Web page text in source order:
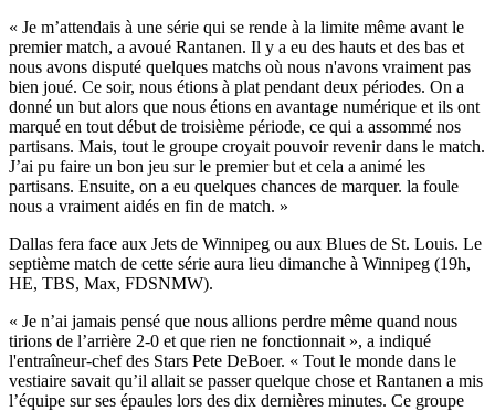
« Je m’attendais à une série qui se rende à la limite même avant le
premier match, a avoué Rantanen. Il y a eu des hauts et des bas et
nous avons disputé quelques matchs où nous n'avons vraiment pas
bien joué. Ce soir, nous étions à plat pendant deux périodes. On a
donné un but alors que nous étions en avantage numérique et ils ont
marqué en tout début de troisième période, ce qui a assommé nos
partisans. Mais, tout le groupe croyait pouvoir revenir dans le match.
J’ai pu faire un bon jeu sur le premier but et cela a animé les
partisans. Ensuite, on a eu quelques chances de marquer. la foule
nous a vraiment aidés en fin de match. »
Dallas fera face aux Jets de Winnipeg ou aux Blues de St. Louis. Le
septième match de cette série aura lieu dimanche à Winnipeg (19h,
HE, TBS, Max, FDSNMW).
« Je n’ai jamais pensé que nous allions perdre même quand nous
tirions de l’arrière 2-0 et que rien ne fonctionnait », a indiqué
l'entraîneur-chef des Stars Pete DeBoer. « Tout le monde dans le
vestiaire savait qu’il allait se passer quelque chose et Rantanen a mis
l’équipe sur ses épaules lors des dix dernières minutes. Ce groupe